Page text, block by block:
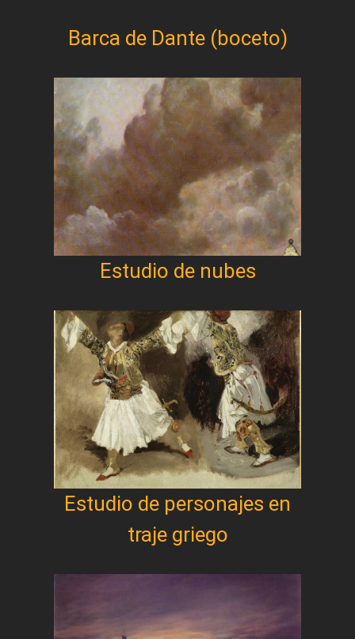
Barca de Dante (boceto)
Estudio de nubes
Estudio de personajes en
traje griego